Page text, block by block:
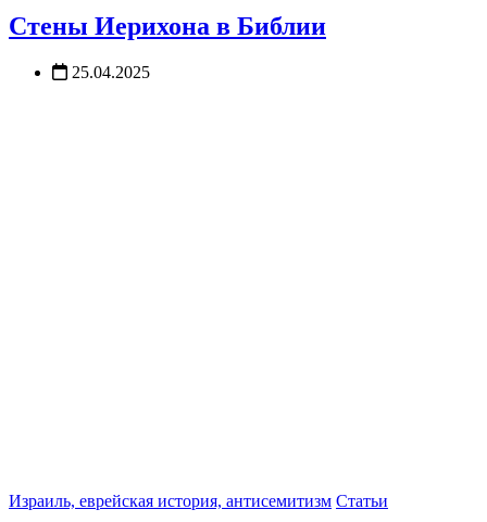
Стены Иерихона в Библии
25.04.2025
Израиль, еврейская история, антисемитизм Статьи